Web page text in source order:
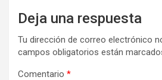
Deja una respuesta
Tu dirección de correo electrónico
campos obligatorios están
Comentario *